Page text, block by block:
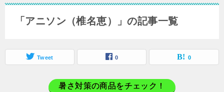
「アニソン（椎名恵）」の記事一覧
Tweet 0 0
暑さ対策の商品をチェック！